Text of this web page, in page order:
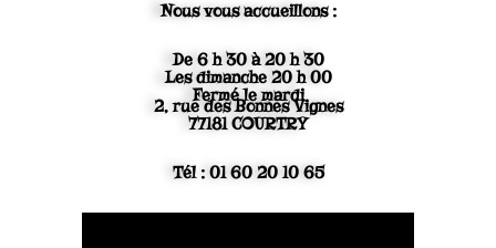
Nous vous accueillons :
De 6 h 30 à 20 h 30
Les dimanche 20 h 00
Fermé le mardi
2, rue des Bonnes Vignes
77181 COURTRY
Tél : 01 60 20 10 65